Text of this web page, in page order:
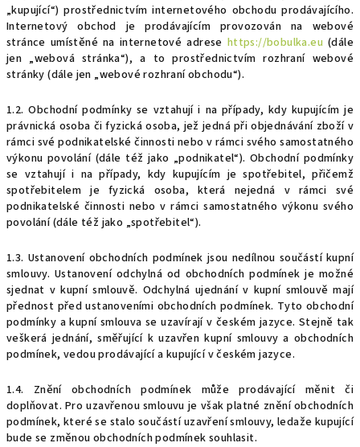
„kupující“) prostřednictvím internetového obchodu prodávajícího.
Internetový obchod je prodávajícím provozován na webové
stránce umístěné na internetové adrese https://bobulka.eu (dále
jen „webová stránka“), a to prostřednictvím rozhraní webové
stránky (dále jen „webové rozhraní obchodu“).
1.2. Obchodní podmínky se vztahují i na případy, kdy kupujícím je
právnická osoba či fyzická osoba, jež jedná při objednávání zboží v
rámci své podnikatelské činnosti nebo v rámci svého samostatného
výkonu povolání (dále též jako „podnikatel“). Obchodní podmínky
se vztahují i na případy, kdy kupujícím je spotřebitel, přičemž
spotřebitelem je fyzická osoba, která nejedná v rámci své
podnikatelské činnosti nebo v rámci samostatného výkonu svého
povolání (dále též jako „spotřebitel“).
1.3. Ustanovení obchodních podmínek jsou nedílnou součástí kupní
smlouvy. Ustanovení odchylná od obchodních podmínek je možné
sjednat v kupní smlouvě. Odchylná ujednání v kupní smlouvě mají
přednost před ustanoveními obchodních podmínek. Tyto obchodní
podmínky a kupní smlouva se uzavírají v českém jazyce. Stejně tak
veškerá jednání, směřující k uzavřen kupní smlouvy a obchodních
podmínek, vedou prodávající a kupující v českém jazyce.
1.4. Znění obchodních podmínek může prodávající měnit či
doplňovat. Pro uzavřenou smlouvu je však platné znění obchodních
podmínek, které se stalo součástí uzavření smlouvy, ledaže kupující
bude se změnou obchodních podmínek souhlasit.